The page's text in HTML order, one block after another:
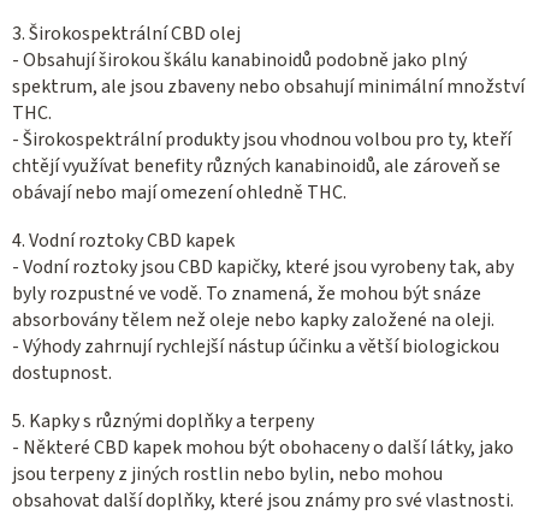
3. Širokospektrální CBD olej
- Obsahují širokou škálu kanabinoidů podobně jako plný
spektrum, ale jsou zbaveny nebo obsahují minimální množství
THC.
- Širokospektrální produkty jsou vhodnou volbou pro ty, kteří
chtějí využívat benefity různých kanabinoidů, ale zároveň se
obávají nebo mají omezení ohledně THC.
4. Vodní roztoky CBD kapek
- Vodní roztoky jsou CBD kapičky, které jsou vyrobeny tak, aby
byly rozpustné ve vodě. To znamená, že mohou být snáze
absorbovány tělem než oleje nebo kapky založené na oleji.
- Výhody zahrnují rychlejší nástup účinku a větší biologickou
dostupnost.
5. Kapky s různými doplňky a terpeny
- Některé CBD kapek mohou být obohaceny o další látky, jako
jsou terpeny z jiných rostlin nebo bylin, nebo mohou
obsahovat další doplňky, které jsou známy pro své vlastnosti.